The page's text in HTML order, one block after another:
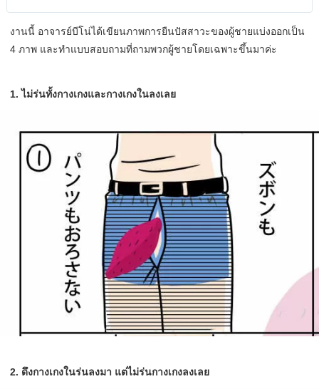
งานนี้ อาจารย์บีโน่ได้เขียนภาพการยืนปัสสาวะของผู้ชายแบ่งออกเป็น
4 ภาพ และทำแบบสอบถามที่ถามพวกผู้ชายโดยเฉพาะขึ้นมาค่ะ
1. ไม่ร่นทั้งกางเกงและกางเกงในลงเลย
2. ดึงกางเกงในร่นลงมา แต่ไม่ร่นกางเกงลงเลย